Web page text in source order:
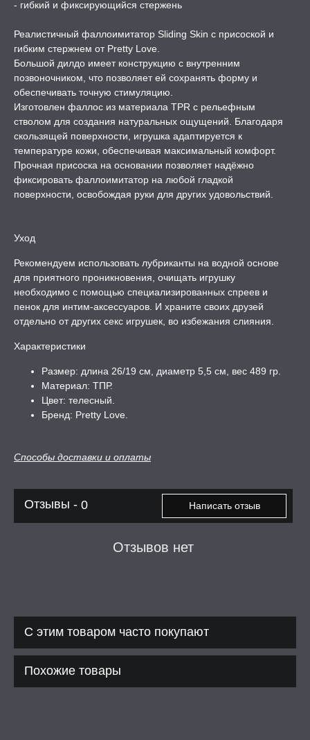
- гибкий и фиксирующийся стержень
Реалистичный фаллоимитатор Sliding Skin с присоской и
гибким стержнем от Pretty Love.
Большой дилдо имеет конструкцию с внутренним
позвоночником, что позволяет ей сохранять форму и
обеспечивать точную стимуляцию.
Изготовлен фаллос из материала TPR с рельефным
стволом для создания натуральных ощущений. Благодаря
скользящей поверхности, игрушка адаптируется к
температуре кожи, обеспечивая максимальный комфорт.
Прочная присоска на основании позволяет надёжно
фиксировать фаллоимитатор на любой гладкой
поверхности, освобождая руки для других удовольствий.
Уход
Рекомендуем использовать лубриканты на водной основе
для приятного проникновения, очищать игрушку
необходимо с помощью специализированных спреев и
пенок для интим-аксессуаров. И храните своих друзей
отдельно от других секс игрушек, во избежания слияния.
Характеристики
Размер: длина 26/19 см, диаметр 5,5 см, вес 489 гр.
Материал: ТПР.
Цвет: телесный.
Бренд: Pretty Love.
Способы доставки и оплаты
Отзывы - 0 Написать отзыв
Отзывов нет
С этим товаром часто покупают
Похожие товары